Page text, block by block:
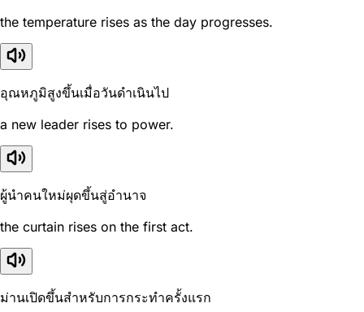
the temperature rises as the day progresses.
อุณหภูมิสูงขึ้นเมื่อวันดำเนินไป
a new leader rises to power.
ผู้นำคนใหม่ผุดขึ้นสู่อำนาจ
the curtain rises on the first act.
ม่านเปิดขึ้นสำหรับการกระทำครั้งแรก